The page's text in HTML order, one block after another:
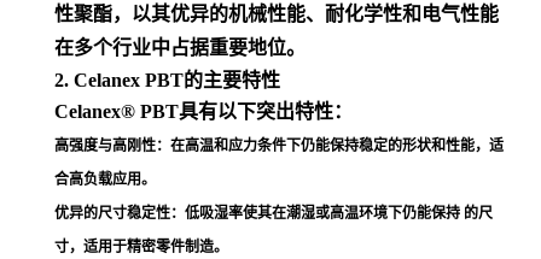
性聚酯，以其优异的机械性能、耐化学性和电气性能
在多个行业中占据重要地位。
2. Celanex PBT的主要特性
Celanex® PBT具有以下突出特性：
高强度与高刚性：在高温和应力条件下仍能保持稳定的形状和性能，适
合高负载应用。
优异的尺寸稳定性：低吸湿率使其在潮湿或高温环境下仍能保持 的尺
寸，适用于精密零件制造。